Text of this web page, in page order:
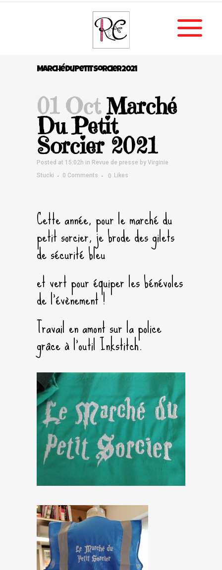
Marché Du Petit Sorcier 2021
01 OctMarché
Du Petit
Sorcier 2021
Posted at 15:02h in Revue de presse by Virginie
Stucki
0 Comments 0 Likes
Cette année, pour le marché du
petit sorcier, je brode des gilets
de sécurité bleu
et vert pour équiper les bénévoles
de l’évènement !
Travail en amont sur la police
grâce à l’outil Inkstitch.